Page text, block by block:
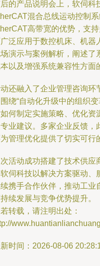
的产品说明会上，软伺科
混合总线运动控制
高带宽的优势，支
泛应用于数控机床、机器
演示与案例解析，阐述了
以及增强系统兼容性方面
还融入了企业管理咨询环
绕“自动化升级中的组织
何制定实施策略、优化资
业建议。多家企业反馈，
管理优化提供了切实可行
活动成功搭建了技术供应
伺科技以解决方案驱动、
携手合作伙伴，推动工业
续发展与竞争优势提升。
转载，请注明出处：
时间：2026-08-06